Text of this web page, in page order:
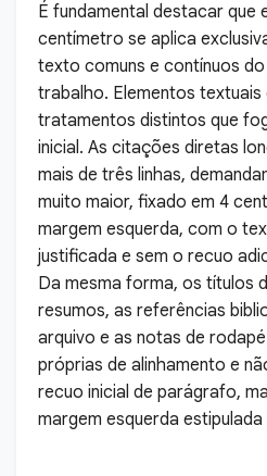
É fundamental destacar que
centímetro se aplica
texto comuns e contínuos
trabalho. Elementos textuais
tratamentos distintos que
inicial. As citações diretas
mais de três linhas,
muito maior, fixado em 4
margem esquerda, com o
justificada e sem o recuo
Da mesma forma, os títulos
resumos, as referências
arquivo e as notas de
próprias de alinhamento e
recuo inicial de parágrafo,
margem esquerda estipulada